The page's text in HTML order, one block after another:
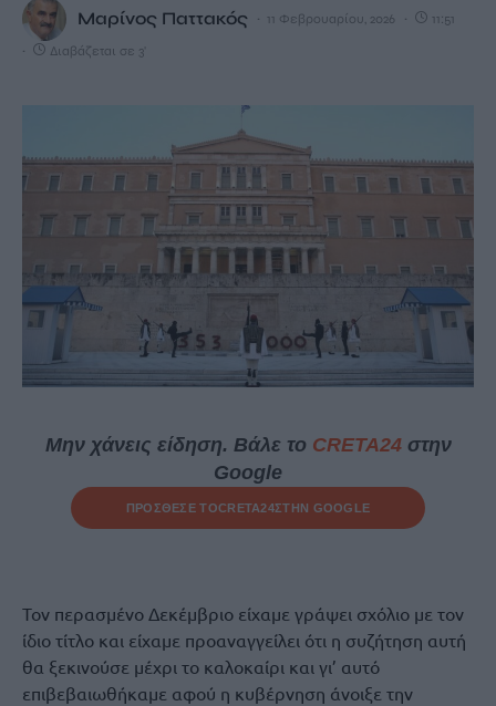
Μαρίνος Παττακός 11 Φεβρουαρίου, 2026 11:51
Διαβάζεται σε 3'
Μην χάνεις είδηση. Βάλε το CRETA24στην
Google
ΠΡΟΣΘΕΣΕ ΤΟCRETA24ΣΤΗΝ GOOGLE
Τον περασμένο Δεκέμβριο είχαμε γράψει σχόλιο με τον
ίδιο τίτλο και είχαμε προαναγγείλει ότι η συζήτηση αυτή
θα ξεκινούσε μέχρι το καλοκαίρι και γι’ αυτό
επιβεβαιωθήκαμε αφού η κυβέρνηση άνοιξε την